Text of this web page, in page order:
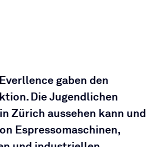
Everllence gaben den
Die Jugendlichen
Zürich aussehen kann und
Espressomaschinen,